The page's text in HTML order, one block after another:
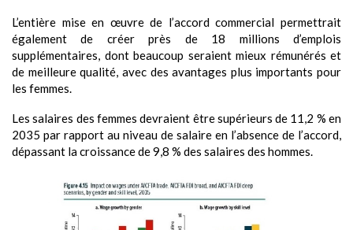
L’entière mise en œuvre de l’accord commercial permettrait
également de créer près de 18 millions d’emplois
supplémentaires, dont beaucoup seraient mieux rémunérés et
de meilleure qualité, avec des avantages plus importants pour
les femmes.
Les salaires des femmes devraient être supérieurs de 11,2 % en
2035 par rapport au niveau de salaire en l’absence de l’accord,
dépassant la croissance de 9,8 % des salaires des hommes.